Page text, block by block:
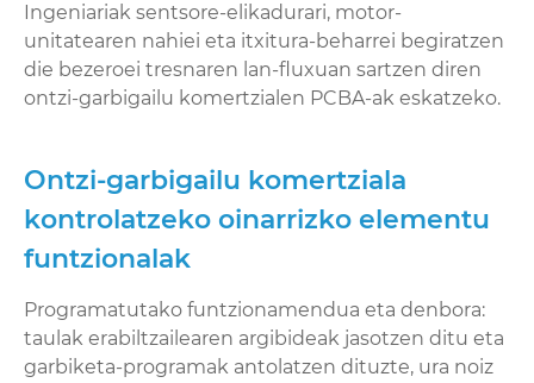
Ingeniariak sentsore-elikadurari, motor-
unitatearen nahiei eta itxitura-beharrei begiratzen
die bezeroei tresnaren lan-fluxuan sartzen diren
ontzi-garbigailu komertzialen PCBA-ak eskatzeko.
Ontzi-garbigailu komertziala
kontrolatzeko oinarrizko elementu
funtzionalak
Programatutako funtzionamendua eta denbora:
taulak erabiltzailearen argibideak jasotzen ditu eta
garbiketa-programak antolatzen dituzte, ura noiz